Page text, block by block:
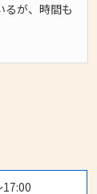
るが、時間も